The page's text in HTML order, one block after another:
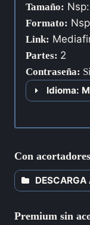
Tamaño:
Formato:
Link:
Partes: 2
Contraseña:
Idioma:
Con
DESCARGA
Premium sin